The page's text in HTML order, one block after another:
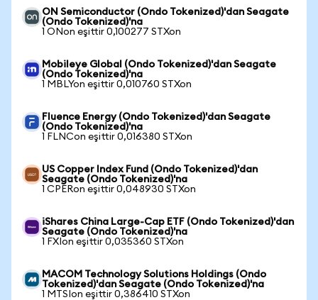
ON Semiconductor (Ondo Tokenized)'dan Seagate
(Ondo Tokenized)'na
1 ONon eşittir 0,100277 STXon
Mobileye Global (Ondo Tokenized)'dan Seagate
(Ondo Tokenized)'na
1 MBLYon eşittir 0,010760 STXon
Fluence Energy (Ondo Tokenized)'dan Seagate
(Ondo Tokenized)'na
1 FLNCon eşittir 0,016380 STXon
US Copper Index Fund (Ondo Tokenized)'dan
Seagate (Ondo Tokenized)'na
1 CPERon eşittir 0,048930 STXon
iShares China Large-Cap ETF (Ondo Tokenized)'dan
Seagate (Ondo Tokenized)'na
1 FXIon eşittir 0,035360 STXon
MACOM Technology Solutions Holdings (Ondo
Tokenized)'dan Seagate (Ondo Tokenized)'na
1 MTSIon eşittir 0,386410 STXon